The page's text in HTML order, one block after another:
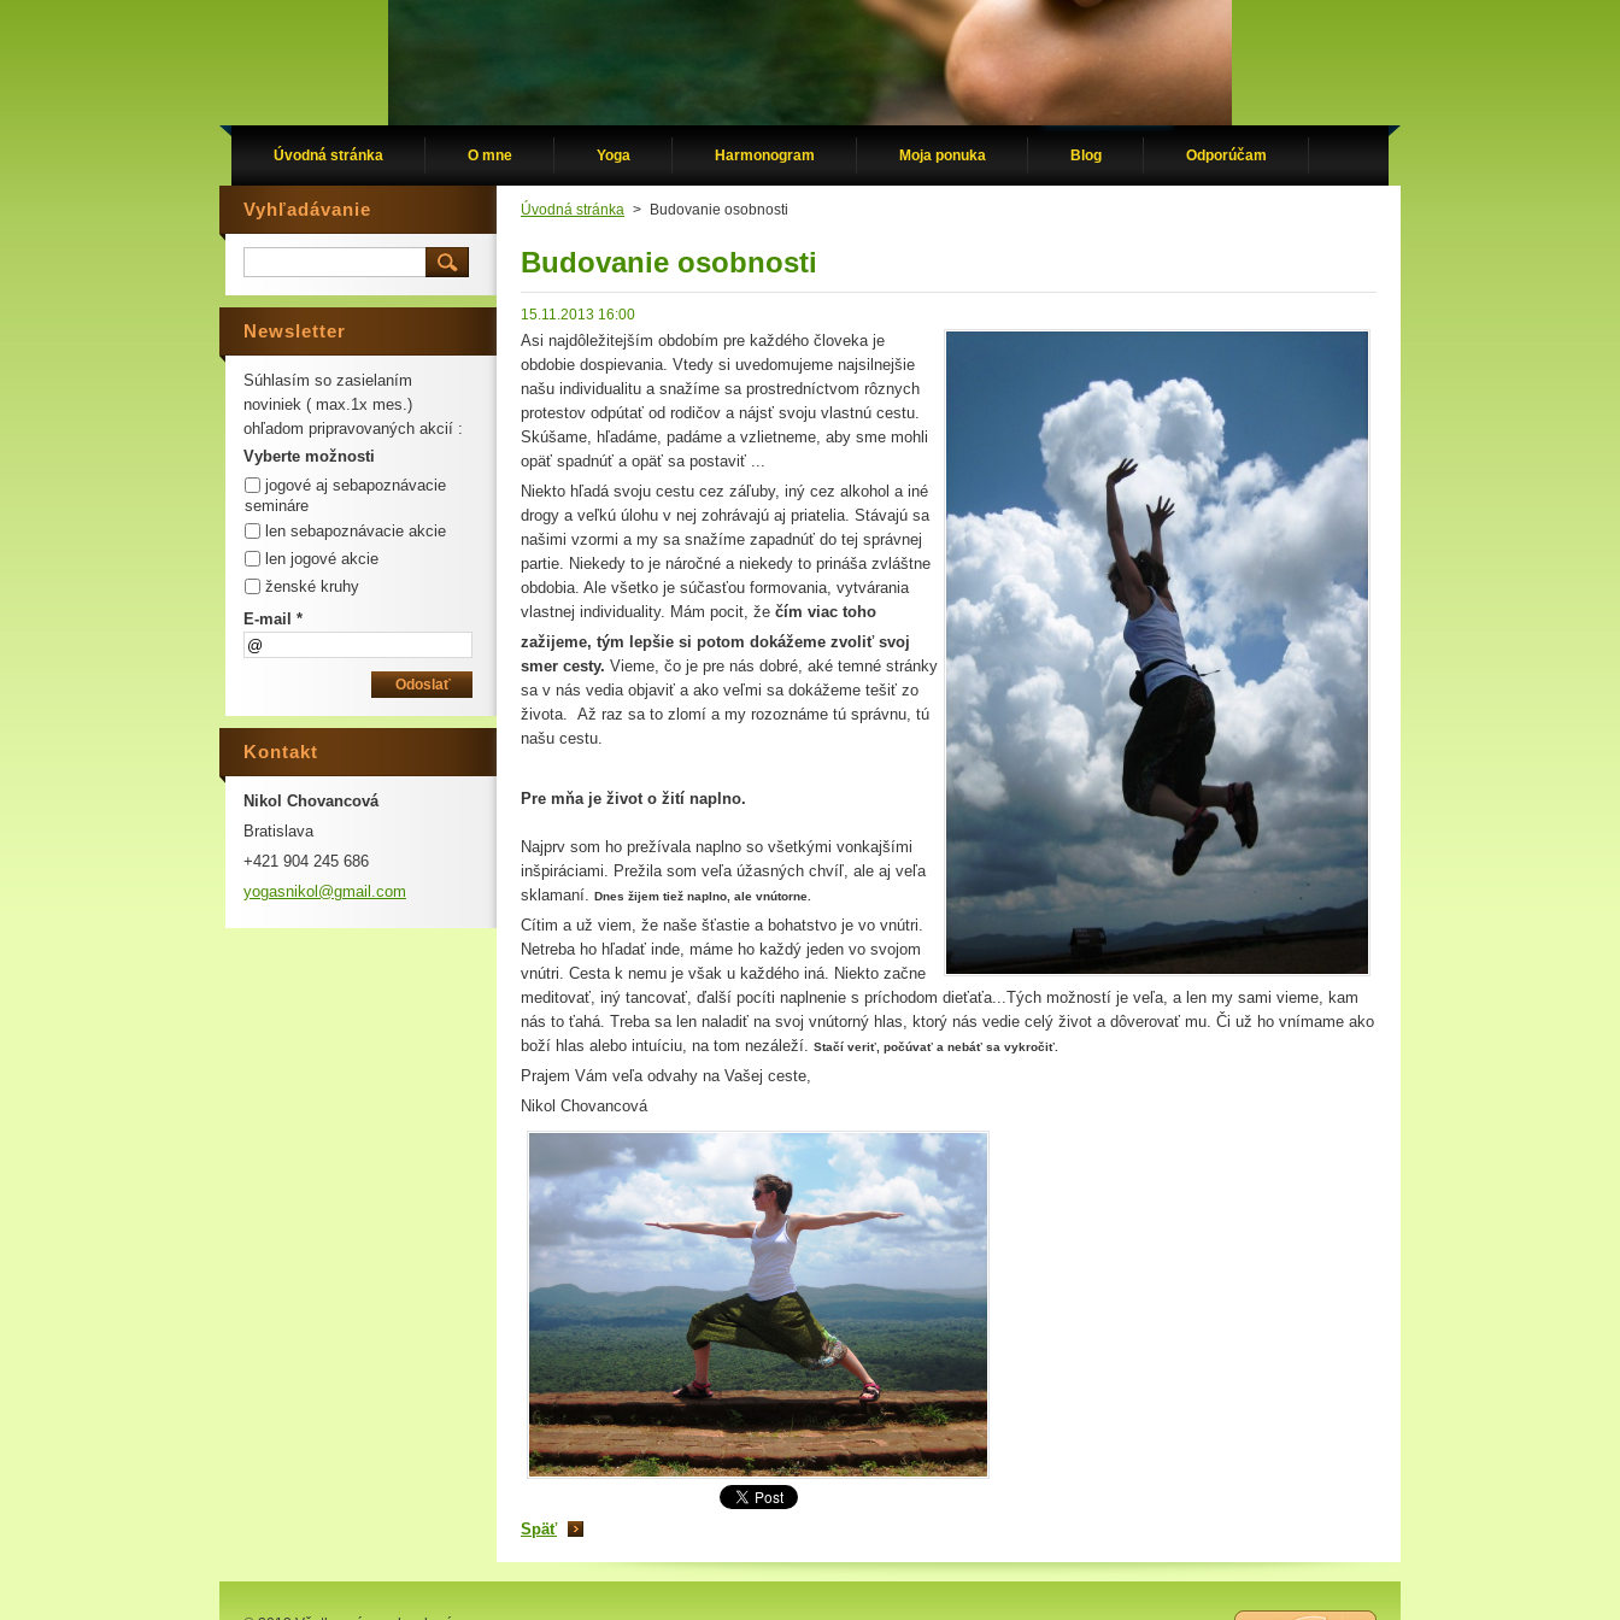
Úvodná stránka O mne Yoga Harmonogram Moja ponuka Blog Odporúčam
Úvodná stránka > Budovanie osobnosti
Budovanie osobnosti
15.11.2013 16:00
Asi najdôležitejším obdobím pre každého človeka je
obdobie dospievania. Vtedy si uvedomujeme najsilnejšie
našu individualitu a snažíme sa prostredníctvom rôznych
protestov odpútať od rodičov a nájsť svoju vlastnú cestu.
Skúšame, hľadáme, padáme a vzlietneme, aby sme mohli
opäť spadnúť a opäť sa postaviť ...
Niekto hľadá svoju cestu cez záľuby, iný cez alkohol a iné
drogy a veľkú úlohu v nej zohrávajú aj priatelia. Stávajú sa
našimi vzormi a my sa snažíme zapadnúť do tej správnej
partie. Niekedy to je náročné a niekedy to prináša zvláštne
obdobia. Ale všetko je súčasťou formovania, vytvárania
vlastnej individuality. Mám pocit, že čím viac toho
zažijeme, tým lepšie si potom dokážeme zvoliť svoj
smer cesty. Vieme, čo je pre nás dobré, aké temné stránky
sa v nás vedia objaviť a ako veľmi sa dokážeme tešiť zo
života. Až raz sa to zlomí a my rozoznáme tú správnu, tú
našu cestu.
Pre mňa je život o žití naplno.
Najprv som ho prežívala naplno so všetkými vonkajšími
inšpiráciami. Prežila som veľa úžasných chvíľ, ale aj veľa
sklamaní. Dnes žijem tiež naplno, ale vnútorne.
Cítim a už viem, že naše šťastie a bohatstvo je vo vnútri.
Netreba ho hľadať inde, máme ho každý jeden vo svojom
vnútri. Cesta k nemu je však u každého iná. Niekto začne
meditovať, iný tancovať, ďalší pocíti naplnenie s príchodom dieťaťa...Tých možností je veľa, a len my sami vieme, kam
nás to ťahá. Treba sa len naladiť na svoj vnútorný hlas, ktorý nás vedie celý život a dôverovať mu. Či už ho vnímame ako
boží hlas alebo intuíciu, na tom nezáleží. Stačí veriť, počúvať a nebáť sa vykročiť.
Prajem Vám veľa odvahy na Vašej ceste,
Nikol Chovancová
Späť
Vyhľadávanie
Newsletter
Súhlasím so zasielaním
noviniek ( max.1x mes.)
ohľadom pripravovaných akcií :
Vyberte možnosti
jogové aj sebapoznávacie
semináre
len sebapoznávacie akcie
len jogové akcie
ženské kruhy
E-mail *
Kontakt
Nikol Chovancová
Bratislava
+421 904 245 686
yogasnikol@gmail .com